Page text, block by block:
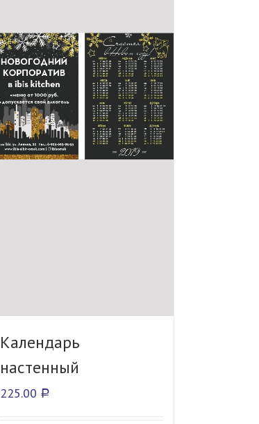
Календарь
настенный
225.00 Р